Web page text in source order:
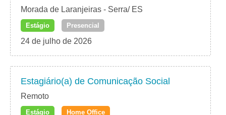
Morada de Laranjeiras - Serra/ ES
Estágio Presencial
24 de julho de 2026
Estagiário(a) de Comunicação Social
Remoto
Estágio Home Office